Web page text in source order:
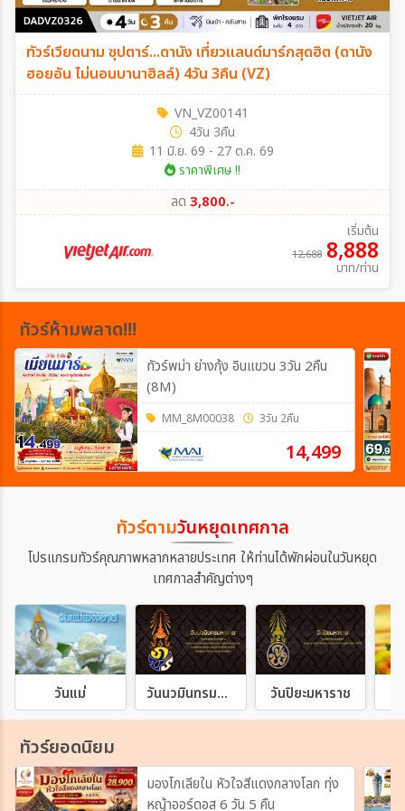
ทัวร์เวียดนาม ซุปตาร์...ดานัง เที่ยวแลนด์มาร์กสุดฮิต (ดานัง
ฮอยอัน ไม่นอนบานาฮิลล์) 4วัน 3คืน (VZ)
VN_VZ00141
4วัน 3คืน
11 มิ.ย. 69 - 27 ต.ค. 69
ราคาพิเศษ !!
ลด 3,800.-
เริ่มต้น
12,688 8,888
บาท/ท่าน
ทัวร์ห้ามพลาด!!!
ทัวร์พม่า ย่างกุ้ง อินแขวน 3วัน 2คืน
(8M)
MM_8M00038 3วัน 2คืน
14,499
ทัวร์ตามวันหยุดเทศกาล
โปรแกรมทัวร์คุณภาพหลากหลายประเทศ ให้ท่านได้พักผ่อนในวันหยุด
เทศกาลสำคัญต่างๆ
วันแม่ วันนวมินทรมหาราช วันปิยะมหาราช
ทัวร์ยอดนิยม
มองโกเลียใน หัวใจสีแดงกลางโลก ทุ่ง
หญ้าออร์ดอส 6 วัน 5 คืน